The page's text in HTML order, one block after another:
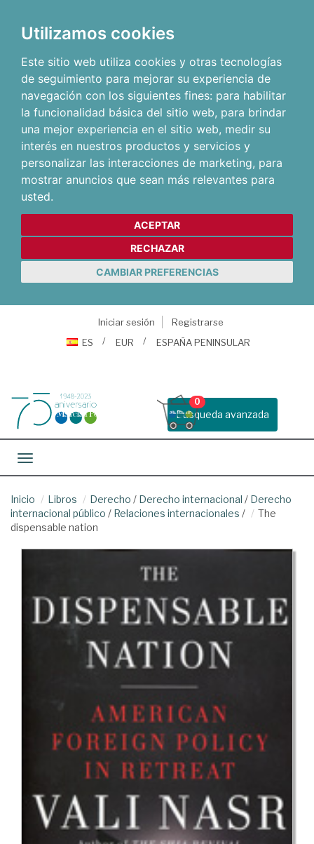
Utilizamos cookies
Este sitio web utiliza cookies y otras tecnologías
de seguimiento para mejorar su experiencia de
navegación con los siguientes fines: para habilitar
la funcionalidad básica del sitio web, para brindar
una mejor experiencia en el sitio web, medir su
interés en nuestros productos y servicios y
personalizar las interacciones de marketing, para
mostrar anuncios que sean más relevantes para
usted.
ACEPTAR
RECHAZAR
CAMBIAR PREFERENCIAS
Iniciar sesión
Registrarse
ES
EUR ESPAÑA PENINSULAR
Busqueda avanzada
0
Toggle navigation
Inicio Libros Derecho / Derecho internacional / Derecho
internacional público / Relaciones internacionales /
The
dispensable nation